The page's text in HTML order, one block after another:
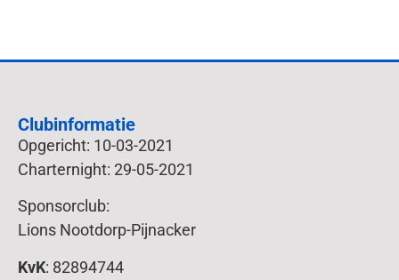
Clubinformatie
Opgericht: 10-03-2021
Charternight: 29-05-2021
Sponsorclub:
Lions Nootdorp-Pijnacker
KvK: 82894744